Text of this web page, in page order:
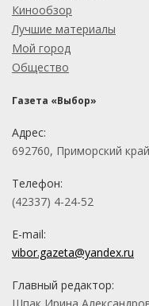
Кинообзор
Лучшие материалы
Мой город
Общество
Газета «Выбор»
Адрес:
692760, Приморский
Телефон:
(42337) 4-24-52
E-mail:
vibor.gazeta@yandex.ru
Главный редактор: